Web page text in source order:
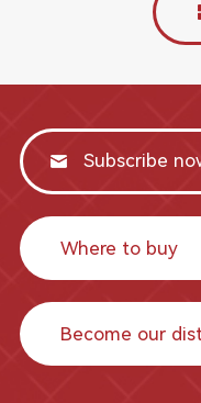
Where to buy
Become our